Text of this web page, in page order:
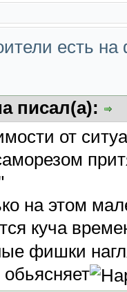
есть
писал(а):
от
на этом
куча
фишки